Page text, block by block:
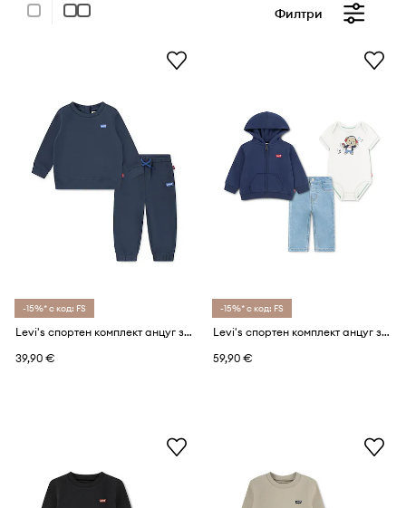
Филтри
-15%* с код: FS
Levi's спортен комплект анцуг за бебе с памук HOODIE & JOGGER SET
39,90 €
-15%* с код: FS
Levi's спортен комплект анцуг за деца с памук FULL ZIP HOODIE SET
59,90 €